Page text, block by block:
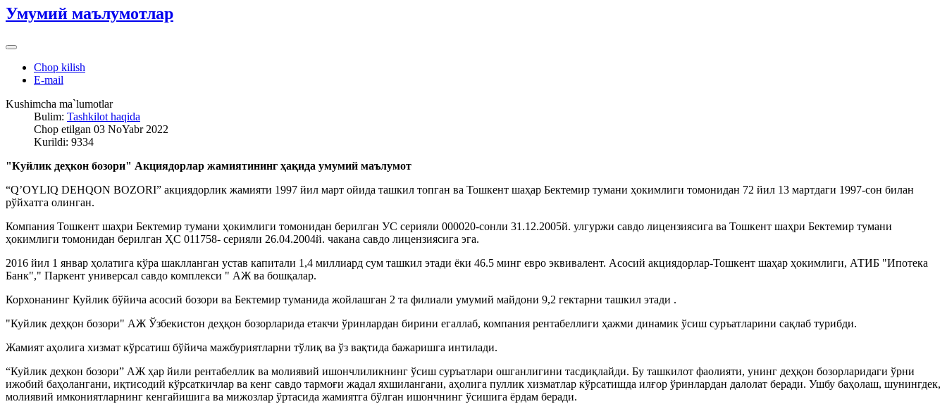
Умумий маълумотлар
Chop kilish
E-mail
Kushimcha ma`lumotlar
Bulim: Tashkilot haqida
Chop etilgan 03 NoYabr 2022
Kurildi: 9334
"Куйлик деҳкон бозори" Акциядорлар жамиятининг ҳақида умумий маълумот
“Q’OYLIQ DEHQON BOZORI” акциядорлик жамияти 1997 йил март ойида ташкил топган ва Тошкент шаҳар Бектемир тумани ҳокимлиги томонидан 72 йил 13 мартдаги 1997-сон билан
рўйхатга олинган.
Компания Тошкент шаҳри Бектемир тумани ҳокимлиги томонидан берилган УС серияли 000020-сонли 31.12.2005й. улгуржи савдо лицензиясига ва Тошкент шаҳри Бектемир тумани
ҳокимлиги томонидан берилган ҲС 011758- серияли 26.04.2004й. чакана савдо лицензиясига эга.
2016 йил 1 январ ҳолатига кўра шаклланган устав капитали 1,4 миллиард сум ташкил этади ёки 46.5 минг евро эквивалент. Асосий акциядорлар-Тошкент шаҳар ҳокимлиги, АТИБ "Ипотека
Банк"," Паркент универсал савдо комплекси " АЖ ва бошқалар.
Корхонанинг Куйлик бўйича асосий бозори ва Бектемир туманида жойлашган 2 та филиали умумий майдони 9,2 гектарни ташкил этади .
"Куйлик деҳқон бозори" АЖ Ўзбекистон деҳқон бозорларида етакчи ўринлардан бирини егаллаб, компания рентабеллиги ҳажми динамик ўсиш суръатларини сақлаб турибди.
Жамият аҳолига хизмат кўрсатиш бўйича мажбуриятларни тўлиқ ва ўз вақтида бажаришга интилади.
“Куйлик деҳкон бозори” АЖ ҳар йили рентабеллик ва молиявий ишончлиликнинг ўсиш суръатлари ошганлигини тасдиқлайди. Бу ташкилот фаолияти, унинг деҳқон бозорларидаги ўрни
ижобий баҳолангани, иқтисодий кўрсаткичлар ва кенг савдо тармоғи жадал яхшилангани, аҳолига пуллик хизматлар кўрсатишда илғор ўринлардан далолат беради. Ушбу баҳолаш, шунингдек,
молиявий имкониятларнинг кенгайишига ва мижозлар ўртасида жамиятга бўлган ишончнинг ўсишига ёрдам беради.